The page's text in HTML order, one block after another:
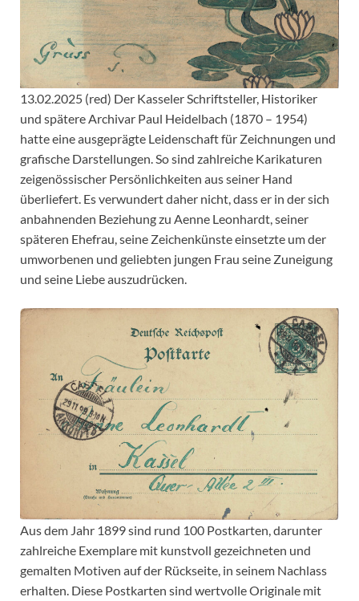
13.02.2025 (red) Der Kasseler Schriftsteller, Historiker
und spätere Archivar Paul Heidelbach (1870 – 1954)
hatte eine ausgeprägte Leidenschaft für Zeichnungen und
grafische Darstellungen. So sind zahlreiche Karikaturen
zeigenössischer Persönlichkeiten aus seiner Hand
überliefert. Es verwundert daher nicht, dass er in der sich
anbahnenden Beziehung zu Aenne Leonhardt, seiner
späteren Ehefrau, seine Zeichenkünste einsetzte um der
umworbenen und geliebten jungen Frau seine Zuneigung
und seine Liebe auszudrücken.
Aus dem Jahr 1899 sind rund 100 Postkarten, darunter
zahlreiche Exemplare mit kunstvoll gezeichneten und
gemalten Motiven auf der Rückseite, in seinem Nachlass
erhalten. Diese Postkarten sind wertvolle Originale mit